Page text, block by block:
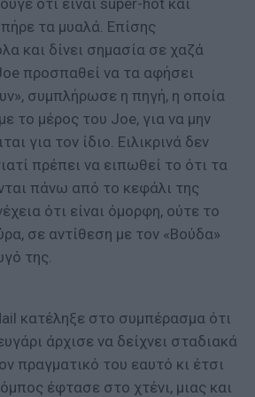
ότι είναι super-hot και
τα μυαλά. Επίσης
και δίνει σημασία σε χαζά
προσπαθεί να τα αφήσει
συμπλήρωσε η πηγή, η οποία
το μέρος του Joe, για να μην
για τον ίδιο. Ειλικρινά δεν
πρέπει να ειπωθεί το ότι τα
πάνω από το κεφάλι της
ότι είναι όμορφη, ούτε το
σε αντίθεση με τον «Βούδα»
της.
κατέληξε στο συμπέρασμα ότι
άρχισε να δείχνει σταδιακά
πραγματικό του εαυτό κι έτσι
έφτασε στο χτένι, μιας και